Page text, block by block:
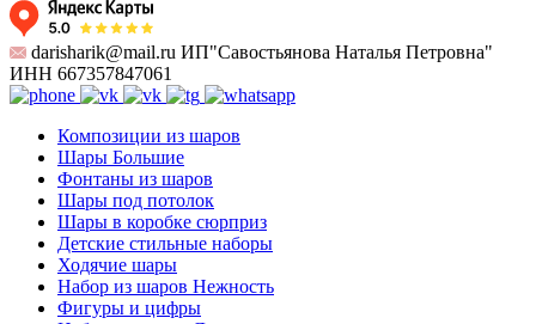
darisharik@mail.ru ИП"Савостьянова Наталья Петровна"
ИНН 667357847061
Композиции из шаров
Шары Большие
Фонтаны из шаров
Шары под потолок
Шары в коробке сюрприз
Детские стильные наборы
Ходячие шары
Набор из шаров Нежность
Фигуры и цифры